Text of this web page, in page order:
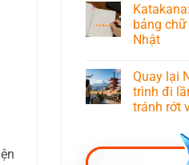
bảng
Nhật
Quay lại
trình đi
tránh rớt